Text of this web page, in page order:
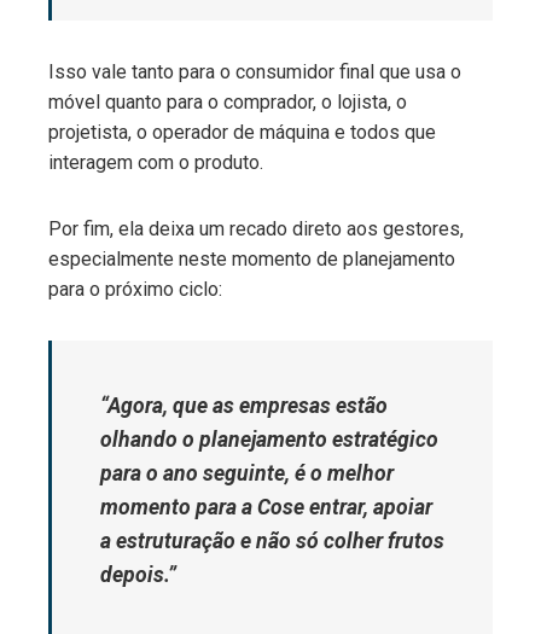
Isso vale tanto para o consumidor final que usa o
móvel quanto para o comprador, o lojista, o
projetista, o operador de máquina e todos que
interagem com o produto.
Por fim, ela deixa um recado direto aos gestores,
especialmente neste momento de planejamento
para o próximo ciclo:
“Agora, que as empresas estão
olhando o planejamento estratégico
para o ano seguinte, é o melhor
momento para a Cose entrar, apoiar
a estruturação e não só colher frutos
depois.”